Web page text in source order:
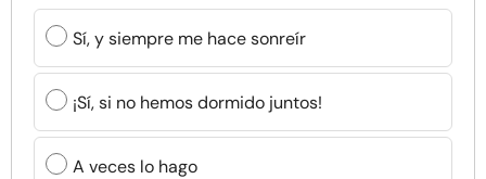
Cursos
Recursos
Comunidad
Sí, y siempre me hace sonreír
¡Sí, si no hemos dormido juntos!
A veces lo hago